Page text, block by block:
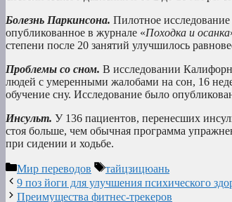
Болезнь Паркинсона. Пилотное
опубликованное в журнале «Походка и осанка
степени после 20 занятий улучшилось
Проблемы со сном. В исследовании
людей с умеренными жалобами на сон, 16
обучение сну. Исследование было
Инсульт. У 136 пациентов, перенесших
стоя больше, чем обычная программа
при сидении и ходьбе.
Рубрики
Мир переводов Метки
тайцзицюань
9 поз йоги для улучшения психического
Преимущества фитнес-трекеров